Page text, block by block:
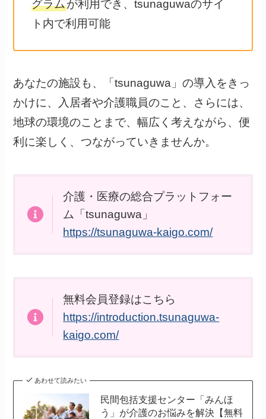
グラムが利用でき、tsunaguwaのサイ
ト内で利用可能
あなたの施設も、「tsunaguwa」の導入をきっ
かけに、入居者や介護職員のこと、さらには、
地球の環境のことまで、幅広く考えながら、便
利に楽しく、つながっていきませんか。
介護・医療の総合プラットフォー
ム「tsunaguwa」
https://tsunaguwa-kaigo.com/
無料会員登録はこちら
https://introduction.tsunaguwa-
kaigo.com/
あわせて読みたい
民間包括支援センター「みんほ
う」が介護のお悩みを解決【無料